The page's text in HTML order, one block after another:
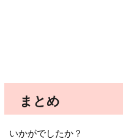
まとめ
いかがでしたか？